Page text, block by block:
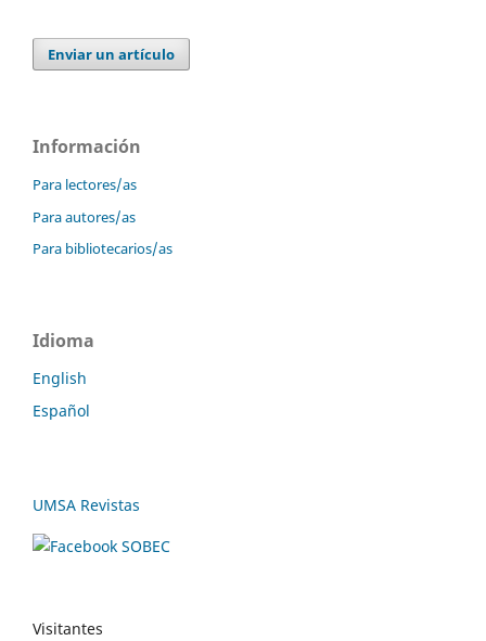
Enviar un artículo
Información
Para lectores/as
Para autores/as
Para bibliotecarios/as
Idioma
English
Español
UMSA Revistas
Visitantes